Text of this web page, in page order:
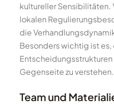
kultureller Sensibilitäten.
lokalen
die
Besonders wichtig ist es,
Gegenseite zu verstehen.
Team und